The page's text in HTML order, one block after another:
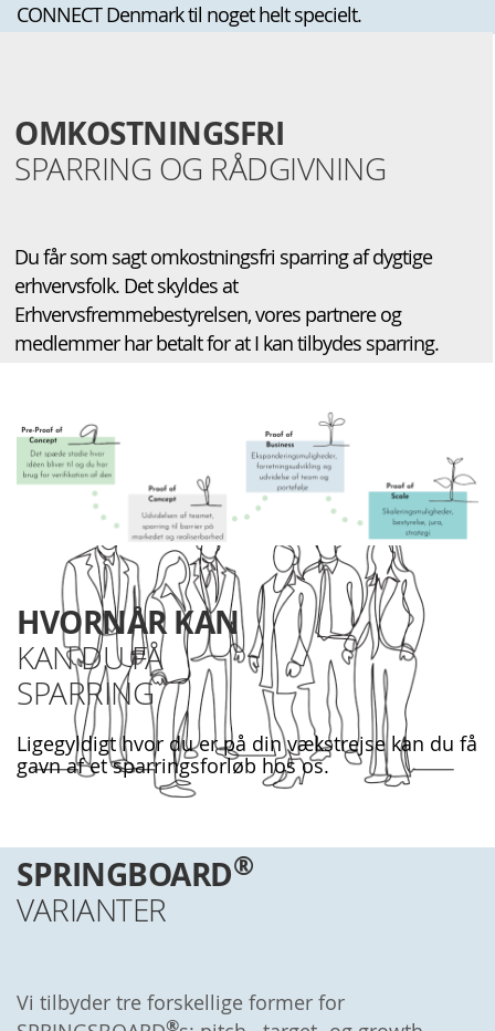
CONNECT Denmark til noget helt specielt.
OMKOSTNINGSFRI
SPARRING OG RÅDGIVNING
Du får som sagt omkostningsfri sparring af dygtige
erhvervsfolk. Det skyldes at
Erhvervsfremmebestyrelsen, vores partnere og
medlemmer har betalt for at I kan tilbydes sparring.
HVORNÅR KAN
KAN DU FÅ
SPARRING
Ligegyldigt hvor du er på din vækstrejse kan du få
gavn af et sparringsforløb hos os.
SPRINGBOARD®
VARIANTER
Vi tilbyder tre forskellige former for
®